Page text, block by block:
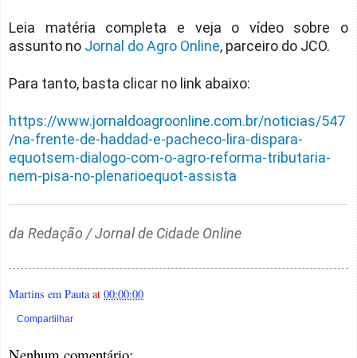
Leia matéria completa e veja o vídeo sobre o
assunto no Jornal do Agro Online, parceiro do JCO.
Para tanto, basta clicar no link abaixo:
https://www.jornaldoagroonline.com.br/noticias/547
/na-frente-de-haddad-e-pacheco-lira-dispara-
equotsem-dialogo-com-o-agro-reforma-tributaria-
nem-pisa-no-plenarioequot-assista
da Redação / Jornal de Cidade Online
Martins em Pauta at 00:00:00
Compartilhar